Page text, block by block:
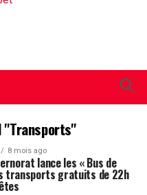
"Transports"
8 mois ago
lance les « Bus de
transports gratuits de 22h